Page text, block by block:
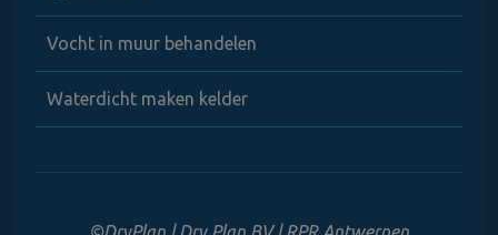
Vocht in muur behandelen
Waterdicht maken kelder